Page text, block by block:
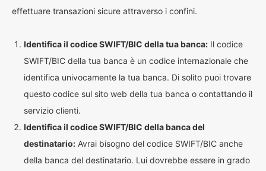
effettuare transazioni sicure attraverso i confini.
Identifica il codice SWIFT/BIC della tua banca: Il codice
SWIFT/BIC della tua banca è un codice internazionale che
identifica univocamente la tua banca. Di solito puoi trovare
questo codice sul sito web della tua banca o contattando il
servizio clienti.
Identifica il codice SWIFT/BIC della banca del
destinatario: Avrai bisogno del codice SWIFT/BIC anche
della banca del destinatario. Lui dovrebbe essere in grado